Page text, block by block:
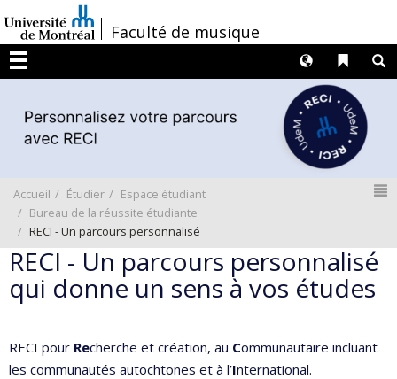
au
contenu
/Faculté de musique
Menu
Liens
Langues
Accueil Étudier
Espace étudiant
Bureau de la réussite étudiante
RECI - Un parcours personnalisé
RECI - Un parcours personnalisé
qui donne un sens à vos études
RECI pour Recherche et création, au Communautaire incluant
les communautés autochtones et à l’International.